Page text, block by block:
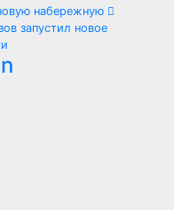
набережную
запустил новое